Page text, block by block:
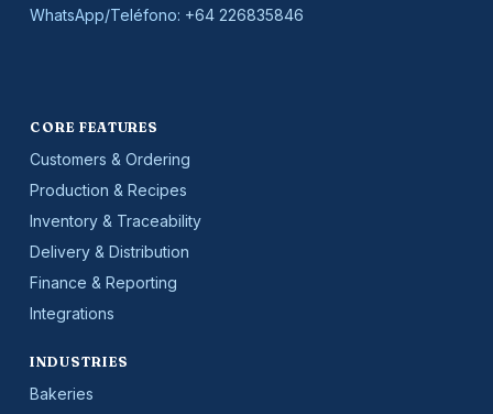
WhatsApp/Teléfono: +64 226835846
CORE FEATURES
Customers & Ordering
Production & Recipes
Inventory & Traceability
Delivery & Distribution
Finance & Reporting
Integrations
INDUSTRIES
Bakeries